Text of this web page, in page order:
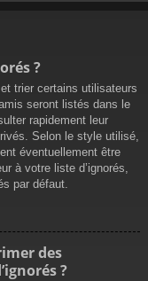
?
trier certains utilisateurs
seront listés dans le
rapidement leur
Selon le style utilisé,
éventuellement être
à votre liste d’ignorés,
par défaut.
des
?